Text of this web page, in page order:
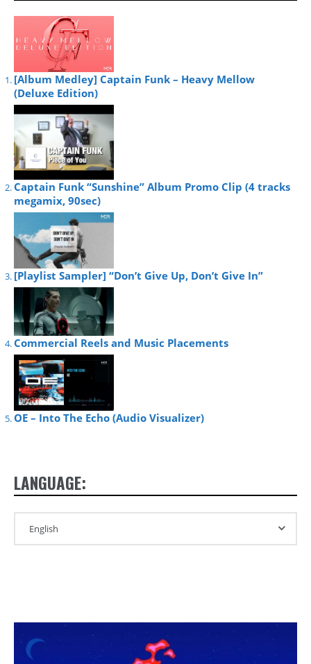
[Album Medley] Captain Funk – Heavy Mellow
(Deluxe Edition)
Captain Funk “Sunshine” Album Promo Clip (4 tracks
megamix, 90sec)
[Playlist Sampler] “Don’t Give Up, Don’t Give In”
Commercial Reels and Music Placements
OE – Into The Echo (Audio Visualizer)
LANGUAGE: